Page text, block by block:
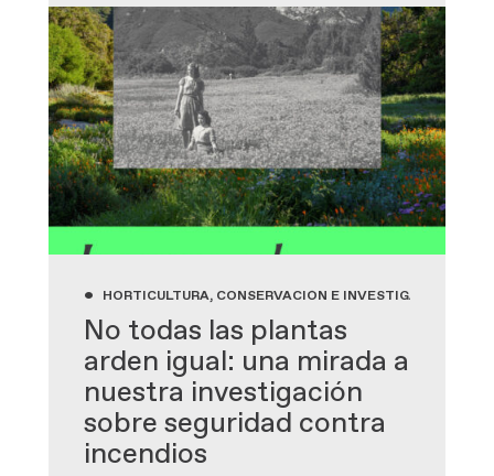
• HORTICULTURA, CONSERVACIÓN E INVESTIGACIÓN,
No todas las plantas
arden igual: una mirada a
nuestra investigación
sobre seguridad contra
incendios